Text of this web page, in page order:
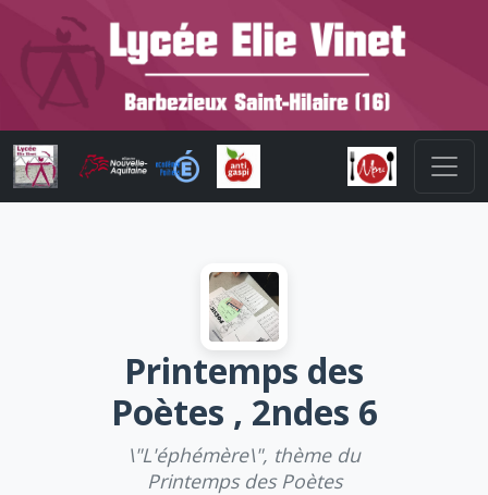
Printemps des
Poètes , 2ndes 6
\"L'éphémère\", thème du
Printemps des Poètes